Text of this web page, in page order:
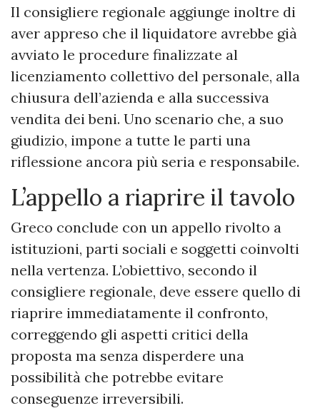
Il consigliere regionale aggiunge inoltre di
aver appreso che il liquidatore avrebbe già
avviato le procedure finalizzate al
licenziamento collettivo del personale, alla
chiusura dell’azienda e alla successiva
vendita dei beni. Uno scenario che, a suo
giudizio, impone a tutte le parti una
riflessione ancora più seria e responsabile.
L’appello a riaprire il tavolo
Greco conclude con un appello rivolto a
istituzioni, parti sociali e soggetti coinvolti
nella vertenza. L’obiettivo, secondo il
consigliere regionale, deve essere quello di
riaprire immediatamente il confronto,
correggendo gli aspetti critici della
proposta ma senza disperdere una
possibilità che potrebbe evitare
conseguenze irreversibili.